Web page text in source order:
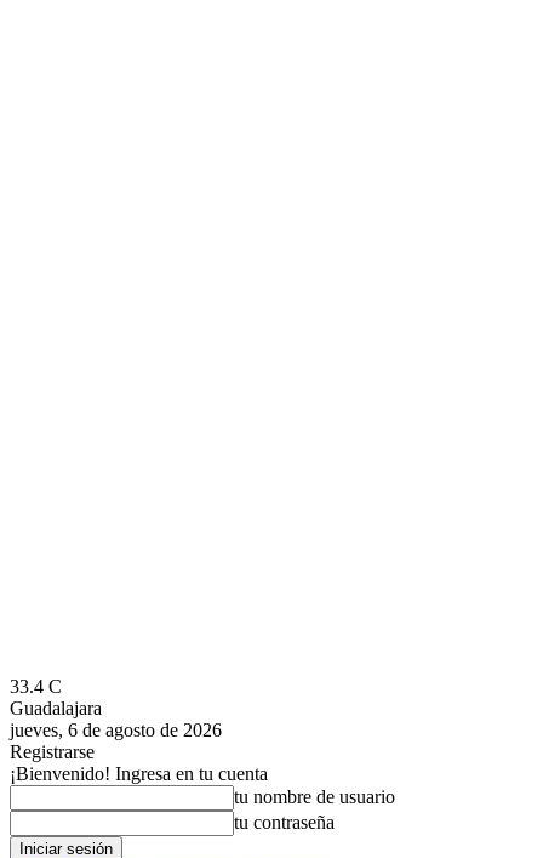
33.4 C
Guadalajara
jueves, 6 de agosto de 2026
Registrarse
¡Bienvenido! Ingresa en tu cuenta
tu nombre de usuario
tu contraseña